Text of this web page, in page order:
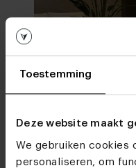
Toestemming
Deze website maakt
We gebruiken
personaliseren, om